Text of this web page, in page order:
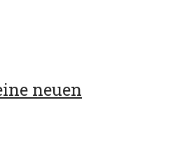
neuen